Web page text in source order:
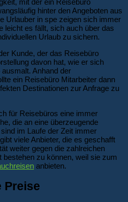
hinter den Angeboten aus
Urlauber in spe zeigen sich immer
leicht es fällt, sich auch über das
Urlaub zu sichern.
Kunde, der das Reisebüro
davon hat, wie er sich
Anhand der
ein Reisebüro Mitarbeiter dann
Destinationen zur Anfrage zu
für Reisebüros eine immer
die an eine überzeugende
im Laufe der Zeit immer
viele Anbieter, die es geschafft
weiter gegen die zahlreichen
zu können, weil sie zum
anbieten.
Preise